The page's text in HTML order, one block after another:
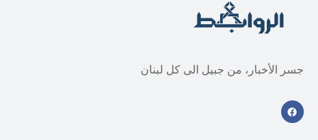
جسر الأخبار، من جبيل الى كل لبنان